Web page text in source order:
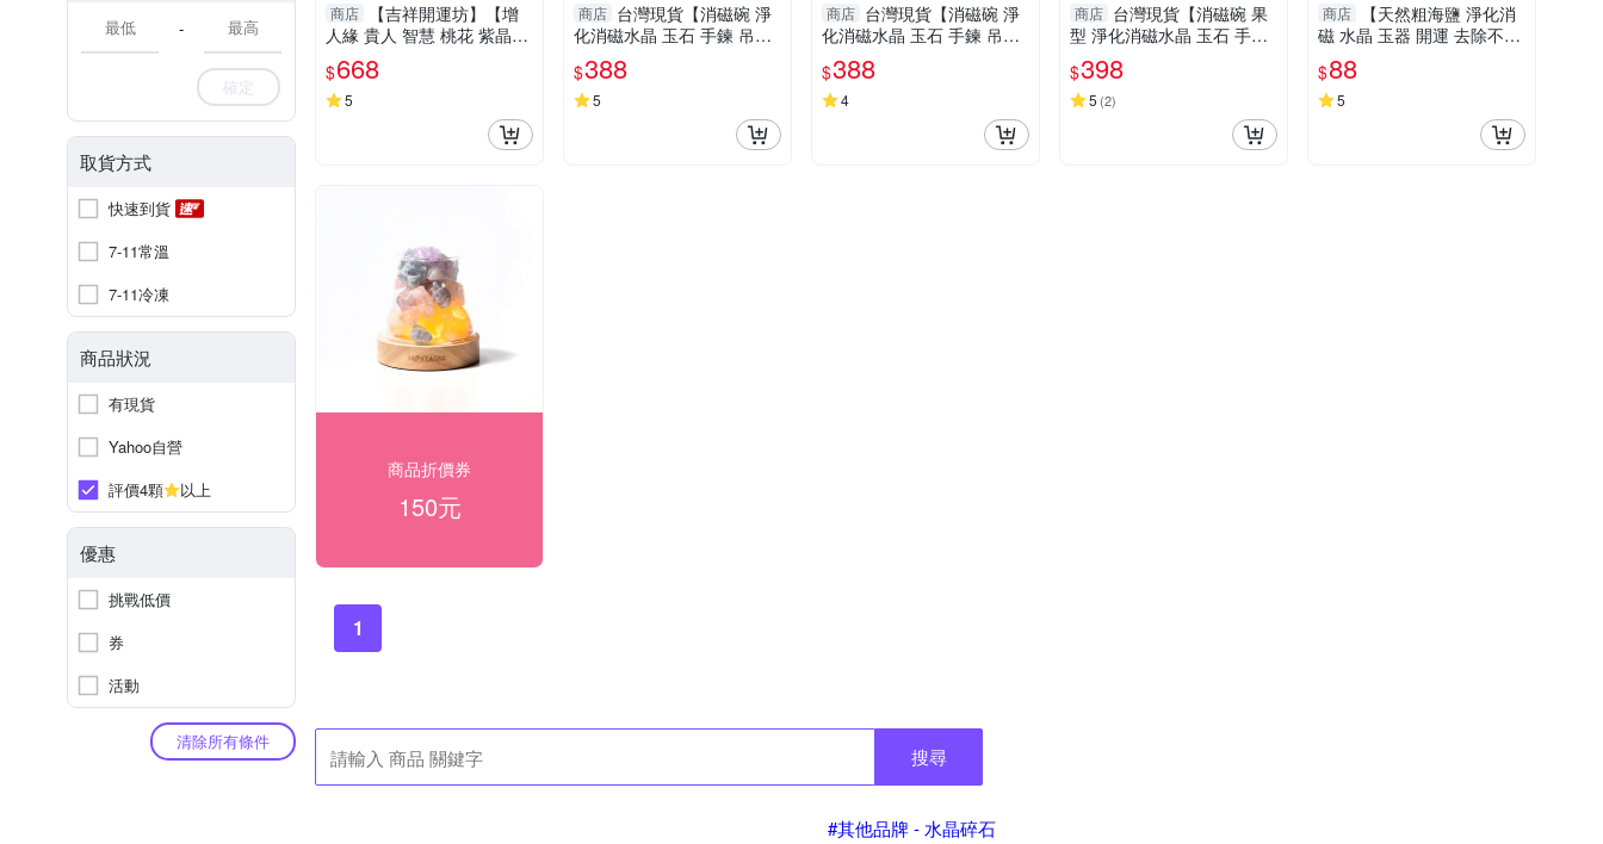
-
確定
取貨方式
快速到貨
7-11常溫
7-11冷凍
商品狀況
有現貨
Yahoo自營
評價4顆
以上
優惠
挑戰低價
券
活動
清除所有條件
商店
【吉祥開運坊】【增
人緣 貴人 智慧 桃花 紫晶
+粉晶七星陣 小型 附孟宗竹
底盤】淨化 擇日
$668
5
商店 台灣現貨【消磁碗 淨
化消磁水晶 玉石 手鍊 吊飾
飾品等 附白水晶300公克 元
寶 已淨化】
$388
5
商店 台灣現貨【消磁碗 淨
化消磁水晶 玉石 手鍊 吊飾
飾品等 附白水晶300公克 元
寶 已淨化】
$388
4
商店 台灣現貨【消磁碗 果
型 淨化消磁水晶 玉石 手鍊
吊飾 飾品等 附白水晶300公
克 元寶 已淨化】
$398
5 (2)
商店
【天然粗海鹽 淨化消
磁 水晶 玉器 開運 去除不好
氣場 每包約150公克】
$88
5
商品折價券
150元
1
搜尋
#其他品牌 - 水晶碎石